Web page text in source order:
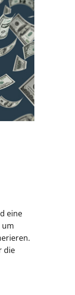
eine
die